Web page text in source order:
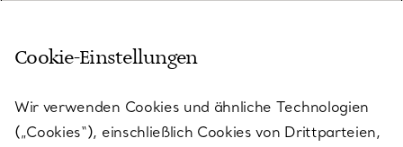
KUNDENSERVICE
SERVICES
Cookie-Einstellungen
Wir verwenden Cookies und ähnliche Technologien
(„Cookies“), einschließlich Cookies von Drittparteien,